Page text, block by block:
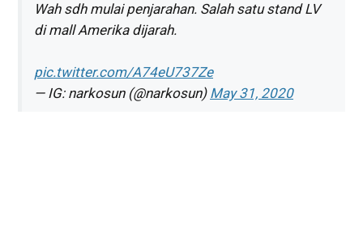
Wah sdh mulai penjarahan. Salah satu stand LV
di mall Amerika dijarah.
pic.twitter.com/A74eU737Ze
— IG: narkosun (@narkosun) May 31, 2020